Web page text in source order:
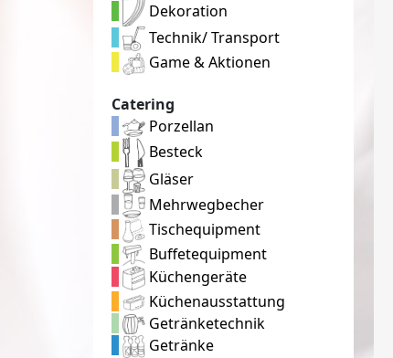
Dekoration
Technik/ Transport
Game & Aktionen
Catering
Porzellan
Besteck
Gläser
Mehrwegbecher
Tischequipment
Buffetequipment
Küchengeräte
Küchenausstattung
Getränketechnik
Getränke